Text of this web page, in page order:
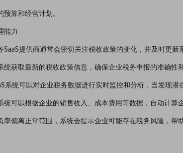
算和经营计划。
能力
SaaS提供商通常会密切关注税收政策的变化，并及时更
获取最新的税收政策信息，确保企业税务申报的准确性
系统可以对企业税务数据进行实时监控和分析，当发现
统可以根据企业的销售收入、成本费用等数据，自动计算
率偏离正常范围，系统会提示企业可能存在税务风险，帮